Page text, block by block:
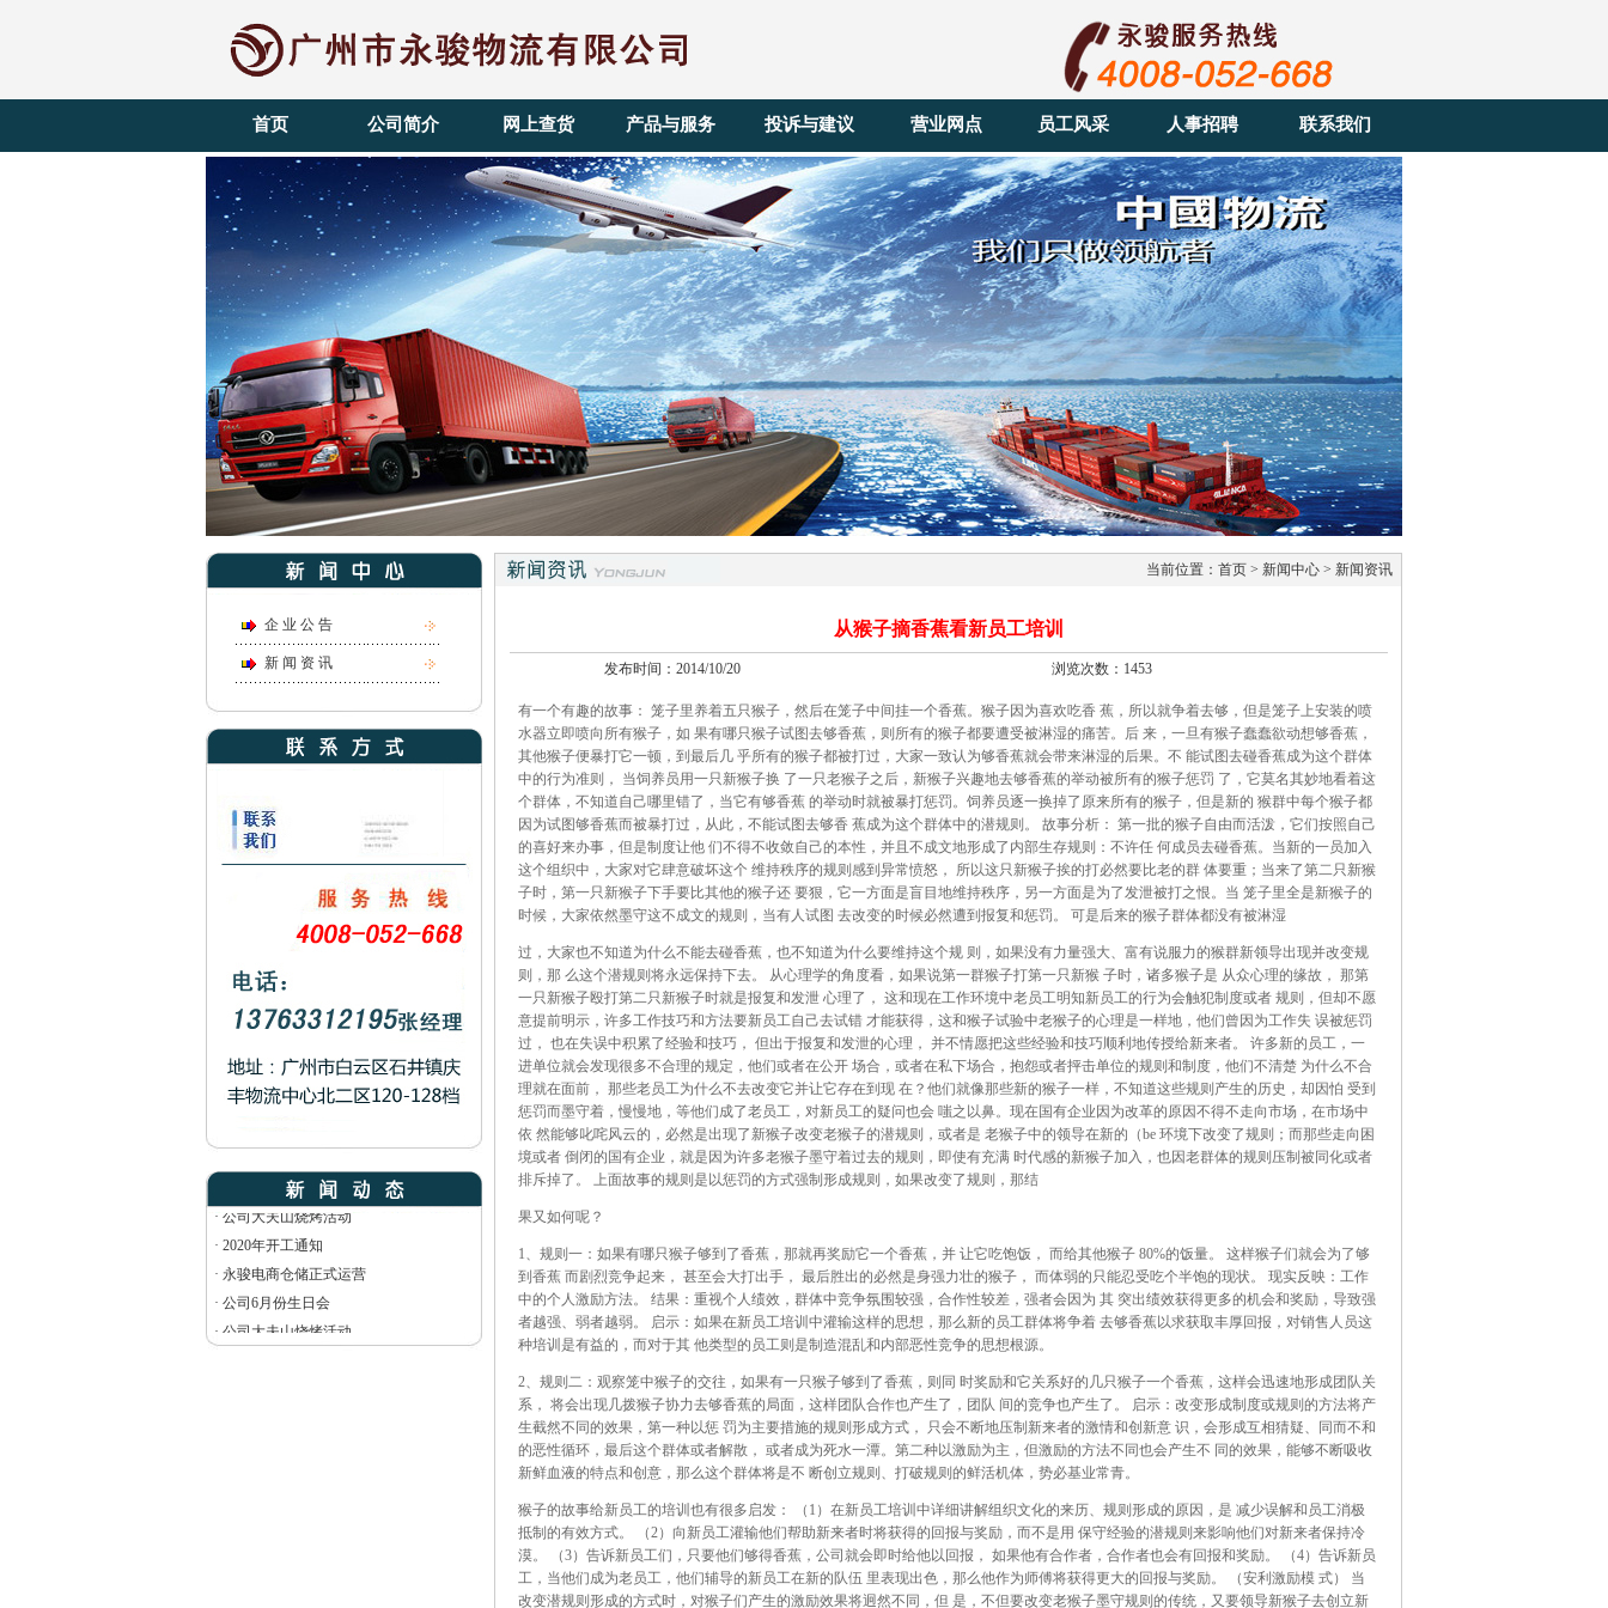
首页 公司简介 网上查货 产品与服务 投诉与建议 营业网点 员工风采 人事招聘 联系我们
企 业 公 告
新 闻 资 讯
·永骏电商仓储正式运营
公司6月份生日会
·公司大夫山烧烤活动
2020年开工通知
永骏电商仓储正式运营
公司6月份生日会
公司大夫山烧烤活动
当前位置：首页 > 新闻中心 > 新闻资讯
从猴子摘香蕉看新员工培训
发布时间：2014/10/20 浏览次数：1453
有一个有趣的故事： 笼子里养着五只猴子，然后在笼子中间挂一个香蕉。猴子因为喜欢吃香 蕉，所以就争着去够，但是笼子上安装的喷
水器立即喷向所有猴子，如 果有哪只猴子试图去够香蕉，则所有的猴子都要遭受被淋湿的痛苦。后 来，一旦有猴子蠢蠢欲动想够香蕉，
其他猴子便暴打它一顿，到最后几 乎所有的猴子都被打过，大家一致认为够香蕉就会带来淋湿的后果。不 能试图去碰香蕉成为这个群体
中的行为准则， 当饲养员用一只新猴子换 了一只老猴子之后，新猴子兴趣地去够香蕉的举动被所有的猴子惩罚 了，它莫名其妙地看着这
个群体，不知道自己哪里错了，当它有够香蕉 的举动时就被暴打惩罚。饲养员逐一换掉了原来所有的猴子，但是新的 猴群中每个猴子都
因为试图够香蕉而被暴打过，从此，不能试图去够香 蕉成为这个群体中的潜规则。 故事分析： 第一批的猴子自由而活泼，它们按照自己
的喜好来办事，但是制度让他 们不得不收敛自己的本性，并且不成文地形成了内部生存规则：不许任 何成员去碰香蕉。当新的一员加入
这个组织中，大家对它肆意破坏这个 维持秩序的规则感到异常愤怒， 所以这只新猴子挨的打必然要比老的群 体要重；当来了第二只新猴
子时，第一只新猴子下手要比其他的猴子还 要狠，它一方面是盲目地维持秩序，另一方面是为了发泄被打之恨。当 笼子里全是新猴子的
时候，大家依然墨守这不成文的规则，当有人试图 去改变的时候必然遭到报复和惩罚。 可是后来的猴子群体都没有被淋湿
过，大家也不知道为什么不能去碰香蕉，也不知道为什么要维持这个规 则，如果没有力量强大、富有说服力的猴群新领导出现并改变规
则，那 么这个潜规则将永远保持下去。 从心理学的角度看，如果说第一群猴子打第一只新猴 子时，诸多猴子是 从众心理的缘故， 那第
一只新猴子殴打第二只新猴子时就是报复和发泄 心理了， 这和现在工作环境中老员工明知新员工的行为会触犯制度或者 规则，但却不愿
意提前明示，许多工作技巧和方法要新员工自己去试错 才能获得，这和猴子试验中老猴子的心理是一样地，他们曾因为工作失 误被惩罚
过， 也在失误中积累了经验和技巧， 但出于报复和发泄的心理， 并不情愿把这些经验和技巧顺利地传授给新来者。 许多新的员工，一
进单位就会发现很多不合理的规定，他们或者在公开 场合，或者在私下场合，抱怨或者抨击单位的规则和制度，他们不清楚 为什么不合
理就在面前， 那些老员工为什么不去改变它并让它存在到现 在？他们就像那些新的猴子一样，不知道这些规则产生的历史，却因怕 受到
惩罚而墨守着，慢慢地，等他们成了老员工，对新员工的疑问也会 嗤之以鼻。现在国有企业因为改革的原因不得不走向市场，在市场中
依 然能够叱咤风云的，必然是出现了新猴子改变老猴子的潜规则，或者是 老猴子中的领导在新的（be 环境下改变了规则；而那些走向困
境或者 倒闭的国有企业，就是因为许多老猴子墨守着过去的规则，即使有充满 时代感的新猴子加入，也因老群体的规则压制被同化或者
排斥掉了。 上面故事的规则是以惩罚的方式强制形成规则，如果改变了规则，那结
果又如何呢？
1、规则一：如果有哪只猴子够到了香蕉，那就再奖励它一个香蕉，并 让它吃饱饭， 而给其他猴子 80%的饭量。 这样猴子们就会为了够
到香蕉 而剧烈竞争起来， 甚至会大打出手， 最后胜出的必然是身强力壮的猴子， 而体弱的只能忍受吃个半饱的现状。 现实反映：工作
中的个人激励方法。 结果：重视个人绩效，群体中竞争氛围较强，合作性较差，强者会因为 其 突出绩效获得更多的机会和奖励，导致强
者越强、弱者越弱。 启示：如果在新员工培训中灌输这样的思想，那么新的员工群体将争着 去够香蕉以求获取丰厚回报，对销售人员这
种培训是有益的，而对于其 他类型的员工则是制造混乱和内部恶性竞争的思想根源。
2、规则二：观察笼中猴子的交往，如果有一只猴子够到了香蕉，则同 时奖励和它关系好的几只猴子一个香蕉，这样会迅速地形成团队关
系， 将会出现几拨猴子协力去够香蕉的局面，这样团队合作也产生了，团队 间的竞争也产生了。 启示：改变形成制度或规则的方法将产
生截然不同的效果，第一种以惩 罚为主要措施的规则形成方式， 只会不断地压制新来者的激情和创新意 识，会形成互相猜疑、同而不和
的恶性循环，最后这个群体或者解散， 或者成为死水一潭。第二种以激励为主，但激励的方法不同也会产生不 同的效果，能够不断吸收
新鲜血液的特点和创意，那么这个群体将是不 断创立规则、打破规则的鲜活机体，势必基业常青。
猴子的故事给新员工的培训也有很多启发： （1）在新员工培训中详细讲解组织文化的来历、规则形成的原因，是 减少误解和员工消极
抵制的有效方式。 （2）向新员工灌输他们帮助新来者时将获得的回报与奖励，而不是用 保守经验的潜规则来影响他们对新来者保持冷
漠。 （3）告诉新员工们，只要他们够得香蕉，公司就会即时给他以回报， 如果他有合作者，合作者也会有回报和奖励。 （4）告诉新员
工，当他们成为老员工，他们辅导的新员工在新的队伍 里表现出色，那么他作为师傅将获得更大的回报与奖励。 （安利激励模 式） 当
改变潜规则形成的方式时，对猴子们产生的激励效果将迥然不同，但 是，不但要改变老猴子墨守规则的传统，又要领导新猴子去创立新